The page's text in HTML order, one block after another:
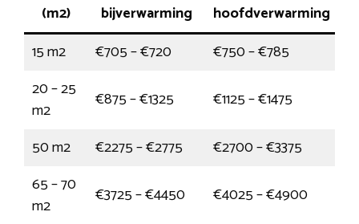
(m2)
bijverwarming
hoofdverwarming
15 m2
€705 – €720
€750 – €785
20 – 25
m2
€875 – €1325
€1125 – €1475
50 m2
€2275 – €2775
€2700 – €3375
65 – 70
m2
€3725 – €4450
€4025 – €4900